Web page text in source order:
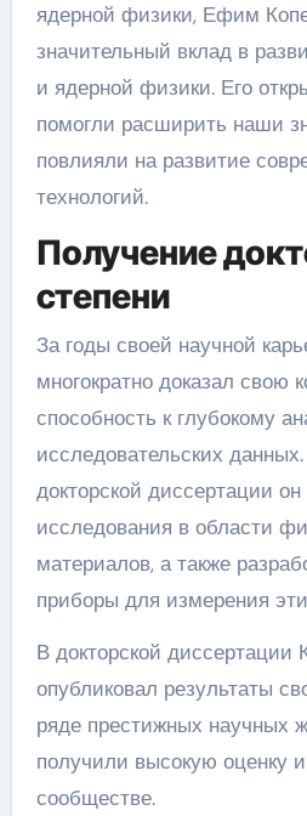
ядерной физики, Ефим
значительный вклад в
и ядерной физики. Его
помогли расширить наши
повлияли на развитие
технологий.
Получение
степени
За годы своей научной
многократно доказал свою
способность к глубокому
исследовательских
докторской диссертации он
исследования в области
материалов, а также
приборы для измерения
В докторской диссертации
опубликовал результаты
ряде престижных научных
получили высокую оценку
сообществе.